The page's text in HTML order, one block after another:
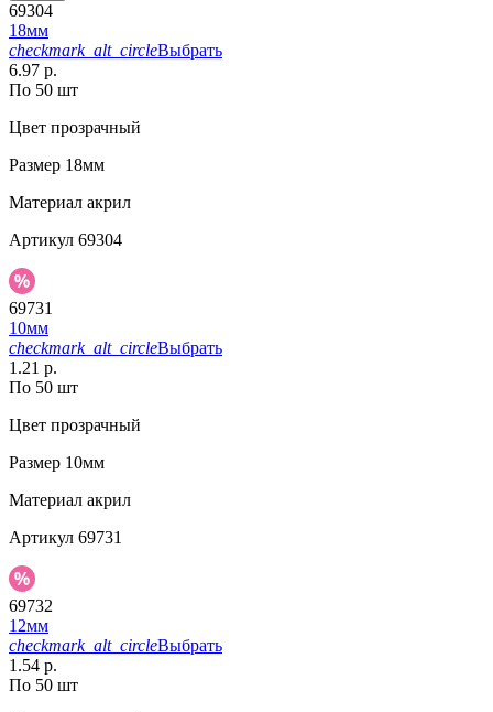
69304
18мм
checkmark_alt_circleВыбрать
6.97 р.
По 50 шт
Цвет прозрачный
Размер 18мм
Материал акрил
Артикул 69304
69731
10мм
checkmark_alt_circleВыбрать
1.21 р.
По 50 шт
Цвет прозрачный
Размер 10мм
Материал акрил
Артикул 69731
69732
12мм
checkmark_alt_circleВыбрать
1.54 р.
По 50 шт